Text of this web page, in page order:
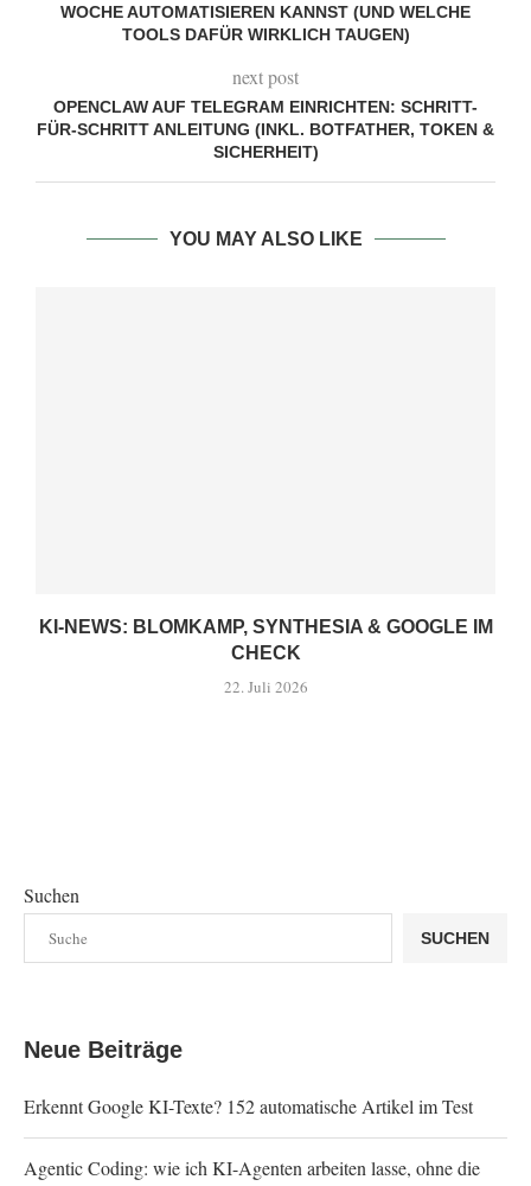
WOCHE AUTOMATISIEREN KANNST (UND WELCHE
TOOLS DAFÜR WIRKLICH TAUGEN)
next post
OPENCLAW AUF TELEGRAM EINRICHTEN: SCHRITT-
FÜR-SCHRITT ANLEITUNG (INKL. BOTFATHER, TOKEN &
SICHERHEIT)
YOU MAY ALSO LIKE
KI-NEWS: BLOMKAMP, SYNTHESIA & GOOGLE IM
CHECK
22. Juli 2026
Suchen
SUCHEN
Neue Beiträge
Erkennt Google KI-Texte? 152 automatische Artikel im Test
Agentic Coding: wie ich KI-Agenten arbeiten lasse, ohne die